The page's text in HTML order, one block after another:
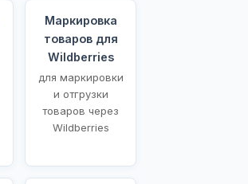
Маркировка
товаров для
Wildberries
для маркировки
и отгрузки
товаров через
Wildberries